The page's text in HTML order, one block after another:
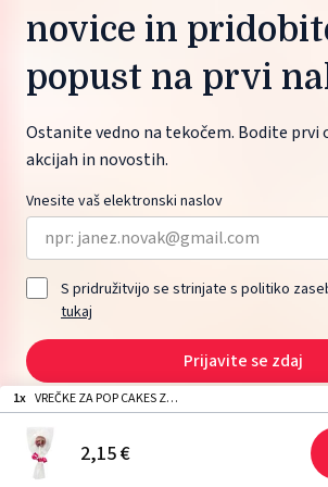
1x VREČKE ZA POP CAKES Z
VEZICAMI (25kom)
2,15€
novice in
popust na prvi
Ostanite vedno na tekočem. Bodite prvi
akcijah in novostih.
Vnesite vaš elektronski naslov
S pridružitvijo se strinjate s politiko
tukaj
Prijavite se zdaj
2026 © ŽITO maloprodaja d.o.o., Moskovska ulica 1,
Izdelava spletne strani: Sitexo.com